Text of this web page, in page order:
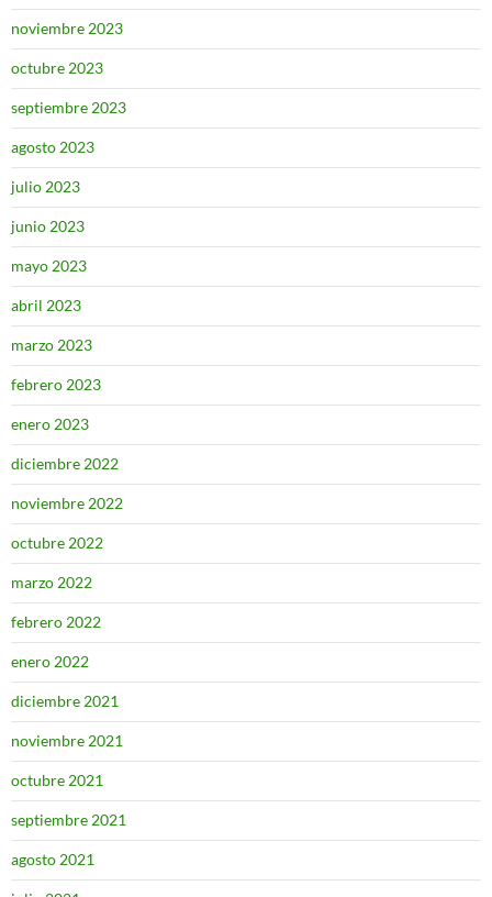
noviembre 2023
octubre 2023
septiembre 2023
agosto 2023
julio 2023
junio 2023
mayo 2023
abril 2023
marzo 2023
febrero 2023
enero 2023
diciembre 2022
noviembre 2022
octubre 2022
marzo 2022
febrero 2022
enero 2022
diciembre 2021
noviembre 2021
octubre 2021
septiembre 2021
agosto 2021